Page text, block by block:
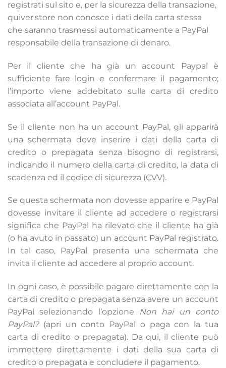
registrati sul sito e, per la sicurezza della transazione,
quiver.store non conosce i dati della carta stessa
che saranno trasmessi automaticamente a PayPal
responsabile della transazione di denaro.
Per il cliente che ha già un account Paypal è
sufficiente fare login e confermare il pagamento;
l’importo viene addebitato sulla carta di credito
associata all’account PayPal.
Se il cliente non ha un account PayPal, gli apparirà
una schermata dove inserire i dati della carta di
credito o prepagata senza bisogno di registrarsi,
indicando il numero della carta di credito, la data di
scadenza ed il codice di sicurezza (CVV).
Se questa schermata non dovesse apparire e PayPal
dovesse invitare il cliente ad accedere o registrarsi
significa che PayPal ha rilevato che il cliente ha già
(o ha avuto in passato) un account PayPal registrato.
In tal caso, PayPal presenta una schermata che
invita il cliente ad accedere al proprio account.
In ogni caso, è possibile pagare direttamente con la
carta di credito o prepagata senza avere un account
PayPal selezionando l’opzione
Non hai un conto
PayPal?(apri un conto PayPal o paga con la tua
carta di credito o prepagata). Da qui, il cliente può
immettere direttamente i dati della sua carta di
credito o prepagata e concludere il pagamento.